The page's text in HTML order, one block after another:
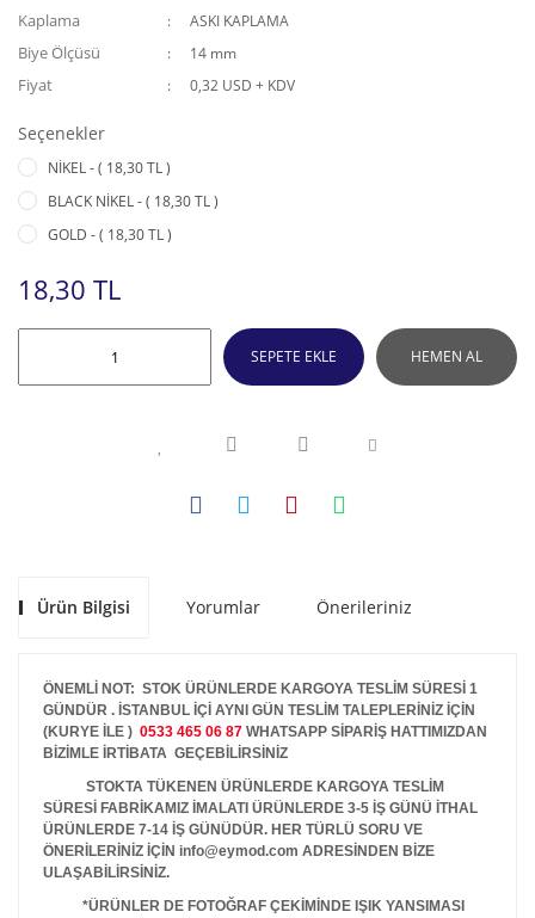
Kaplama ASKI KAPLAMA
Biye Ölçüsü 14 mm
Fiyat 0,32 USD + KDV
Seçenekler
NİKEL - ( 18,30 TL )
BLACK NİKEL - ( 18,30 TL )
GOLD - ( 18,30 TL )
18,30 TL
SEPETE EKLE HEMEN AL
Ürün Bilgisi Yorumlar Önerileriniz
ÖNEMLİ NOT: STOK ÜRÜNLERDE KARGOYA TESLİM SÜRESİ 1
GÜNDÜR . İSTANBUL İÇİ AYNI GÜN TESLİM TALEPLERİNİZ İÇİN
(KURYE İLE ) 0533 465 06 87 WHATSAPP SİPARİŞ HATTIMIZDAN
BİZİMLE İRTİBATA GEÇEBİLİRSİNİZ
STOKTA TÜKENEN ÜRÜNLERDE KARGOYA TESLİM
SÜRESİ FABRİKAMIZ İMALATI ÜRÜNLERDE 3-5 İŞ GÜNÜ İTHAL
ÜRÜNLERDE 7-14 İŞ GÜNÜDÜR. HER TÜRLÜ SORU VE
ÖNERİLERİNİZ İÇİN info@eymod.com ADRESİNDEN BİZE
ULAŞABİLİRSİNİZ.
*ÜRÜNLER DE FOTOĞRAF ÇEKİMİNDE IŞIK YANSIMASI